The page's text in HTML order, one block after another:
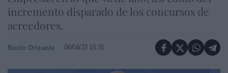
incremento disparado de los concursos de
acreedores.
Rocío Orizaola 04/04/23 15:31